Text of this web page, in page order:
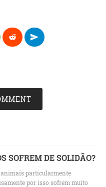
SOFREM DE SOLIDÃO?
animais particularmente
por isso sofrem muito